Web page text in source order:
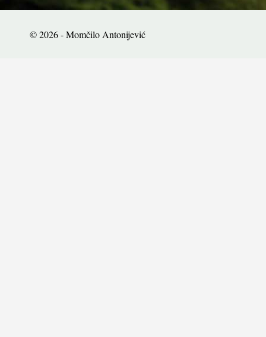
© 2026 - Momčilo Antonijević